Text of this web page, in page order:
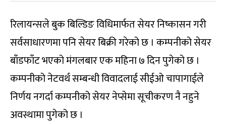
रिलायन्सले बुक बिल्डिङ विधिमार्फत सेयर निष्कासन गरी
सर्वसाधारणमा पनि सेयर बिक्री गरेको छ । कम्पनीको सेयर
बाँडफाँट भएको मंगलबार एक महिना ७ दिन पुगेको छ ।
कम्पनीको नेटवर्थ सम्बन्धी विवादलाई सीईओ चापागाईले
निर्णय नगर्दा कम्पनीको सेयर नेप्सेमा सूचीकरण नै नहुने
अवस्थामा पुगेको छ ।